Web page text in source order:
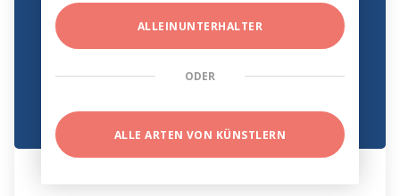
ALLEINUNTERHALTER
ODER
ALLE ARTEN VON KÜNSTLERN